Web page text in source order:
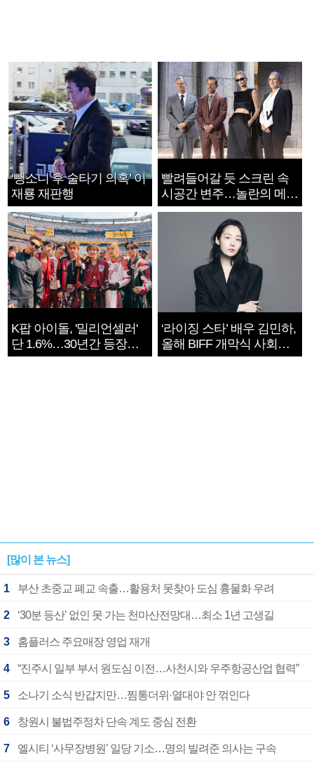
‘뺑소니 후 술타기 의혹’ 이
재룡 재판행
빨려들어갈 듯 스크린 속
시공간 변주…놀란의 메시
지는 ‘전쟁 속죄’
K팝 아이돌, '밀리언셀러'
단 1.6%…30년간 등장
1182개팀 전수조사
‘라이징 스타’ 배우 김민하,
올해 BIFF 개막식 사회자
확정
[많이 본 뉴스]
1 부산 초중교 폐교 속출…활용처 못찾아 도심 흉물화 우려
2 ‘30분 등산’ 없인 못 가는 천마산전망대…최소 1년 고생길
3 홈플러스 주요매장 영업 재개
4 “진주시 일부 부서 원도심 이전…사천시와 우주항공산업 협력”
5 소나기 소식 반갑지만…찜통더위·열대야 안 꺾인다
6 창원시 불법주정차 단속 계도 중심 전환
7 엘시티 ‘사무장병원’ 일당 기소…명의 빌려준 의사는 구속